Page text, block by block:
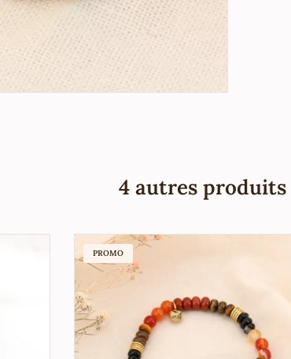
4 autres produits
PROMO